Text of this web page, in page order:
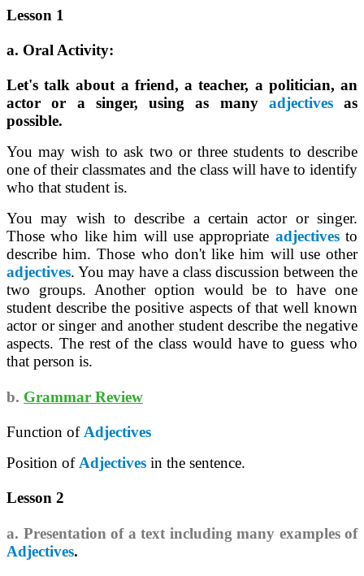
Lesson 1
a. Oral Activity:
Let's talk about a friend, a teacher, a politician, an
actor or a singer, using as many adjectivesas
possible.
You may wish to ask two or three students to describe
one of their classmates and the class will have to identify
who that student is.
You may wish to describe a certain actor or singer.
Those who like him will use appropriate adjectivesto
describe him. Those who don't like him will use other
adjectives. You may have a class discussion between the
two groups. Another option would be to have one
student describe the positive aspects of that well known
actor or singer and another student describe the negative
aspects. The rest of the class would have to guess who
that person is.
b. Grammar Review
Function of Adjectives
Position of Adjectives in the sentence.
Lesson 2
a. Presentation of a text including many examples of
Adjectives.